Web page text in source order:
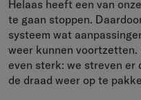
Helaas heeft een van
te gaan stoppen.
systeem wat
weer kunnen voortzetten.
even sterk: we streven er
de draad weer op te